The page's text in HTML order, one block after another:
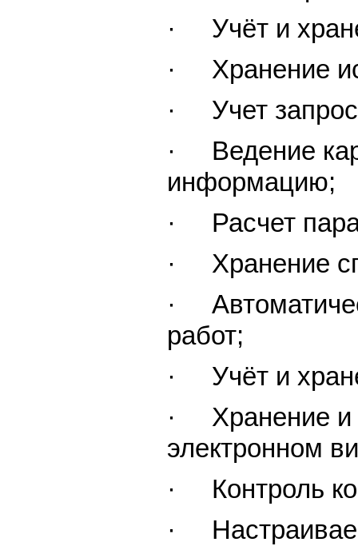
· Учёт и
· Хранение
· Учет
· Ведение
информацию;
· Расчет
· Хранение
·
работ;
· Учёт и
· Хранение и
электронном
· Контроль
·